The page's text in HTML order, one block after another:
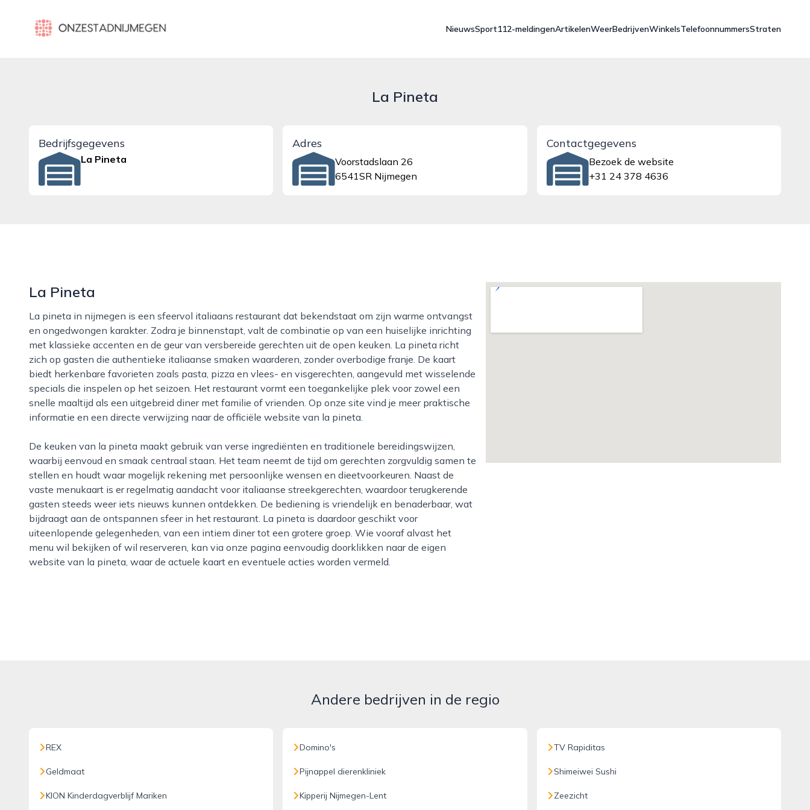
onzestadnijmegen.nl
NieuwsSport112-meldingenArtikelenWeerBedrijvenWinkelsTelefoonnummersStraten
La Pineta
Bedrijfsgegevens
La Pineta
Adres
Voorstadslaan 26
6541SR Nijmegen
Contactgegevens
Bezoek de website
+31 24 378 4636
La Pineta
La pineta in nijmegen is een sfeervol italiaans restaurant dat bekendstaat om zijn warme ontvangst
en ongedwongen karakter. Zodra je binnenstapt, valt de combinatie op van een huiselijke inrichting
met klassieke accenten en de geur van versbereide gerechten uit de open keuken. La pineta richt
zich op gasten die authentieke italiaanse smaken waarderen, zonder overbodige franje. De kaart
biedt herkenbare favorieten zoals pasta, pizza en vlees- en visgerechten, aangevuld met wisselende
specials die inspelen op het seizoen. Het restaurant vormt een toegankelijke plek voor zowel een
snelle maaltijd als een uitgebreid diner met familie of vrienden. Op onze site vind je meer praktische
informatie en een directe verwijzing naar de officiële website van la pineta.
De keuken van la pineta maakt gebruik van verse ingrediënten en traditionele bereidingswijzen,
waarbij eenvoud en smaak centraal staan. Het team neemt de tijd om gerechten zorgvuldig samen te
stellen en houdt waar mogelijk rekening met persoonlijke wensen en dieetvoorkeuren. Naast de
vaste menukaart is er regelmatig aandacht voor italiaanse streekgerechten, waardoor terugkerende
gasten steeds weer iets nieuws kunnen ontdekken. De bediening is vriendelijk en benaderbaar, wat
bijdraagt aan de ontspannen sfeer in het restaurant. La pineta is daardoor geschikt voor
uiteenlopende gelegenheden, van een intiem diner tot een grotere groep. Wie vooraf alvast het
menu wil bekijken of wil reserveren, kan via onze pagina eenvoudig doorklikken naar de eigen
website van la pineta, waar de actuele kaart en eventuele acties worden vermeld.
Andere bedrijven in de regio
REX
Geldmaat
KION Kinderdagverblijf Mariken
Domino's
Pijnappel dierenkliniek
Kipperij Nijmegen-Lent
TV Rapiditas
Shimeiwei Sushi
Zeezicht